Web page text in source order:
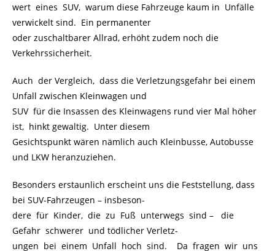
wert eines SUV, warum diese Fahrzeuge kaum in Unfälle
verwickelt sind. Ein permanenter
oder zuschaltbarer Allrad, erhöht zudem noch die
Verkehrssicherheit.
Auch der Vergleich, dass die Verletzungsgefahr bei einem
Unfall zwischen Kleinwagen und
SUV für die Insassen des Kleinwagens rund vier Mal höher
ist, hinkt gewaltig. Unter diesem
Gesichtspunkt wären nämlich auch Kleinbusse, Autobusse
und LKW heranzuziehen.
Besonders erstaunlich erscheint uns die Feststellung, dass
bei SUV-Fahrzeugen – insbeson-
dere für Kinder, die zu Fuß unterwegs sind –
die
Gefahr schwerer und tödlicher Verletz-
ungen bei einem Unfall hoch sind. Da fragen wir uns